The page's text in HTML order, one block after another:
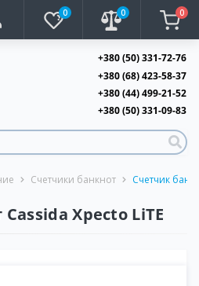
0 0 0
+380 (50) 331-72-76
+380 (68) 423-58-37
+380 (44) 499-21-52
+380 (50) 331-09-83
Счетчики банкнот Счетчик
Xpecto LiTE